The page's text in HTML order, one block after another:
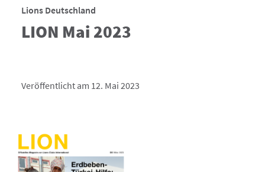
Lions Deutschland
LION Mai 2023
Veröffentlicht am 12. Mai 2023